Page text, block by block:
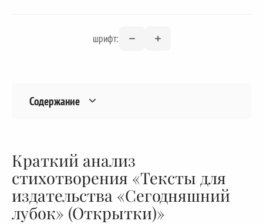
шрифт:
Содержание
Краткий анализ
стихотворения «Тексты для
издательства «Сегодняшний
лубок» (Открытки)»